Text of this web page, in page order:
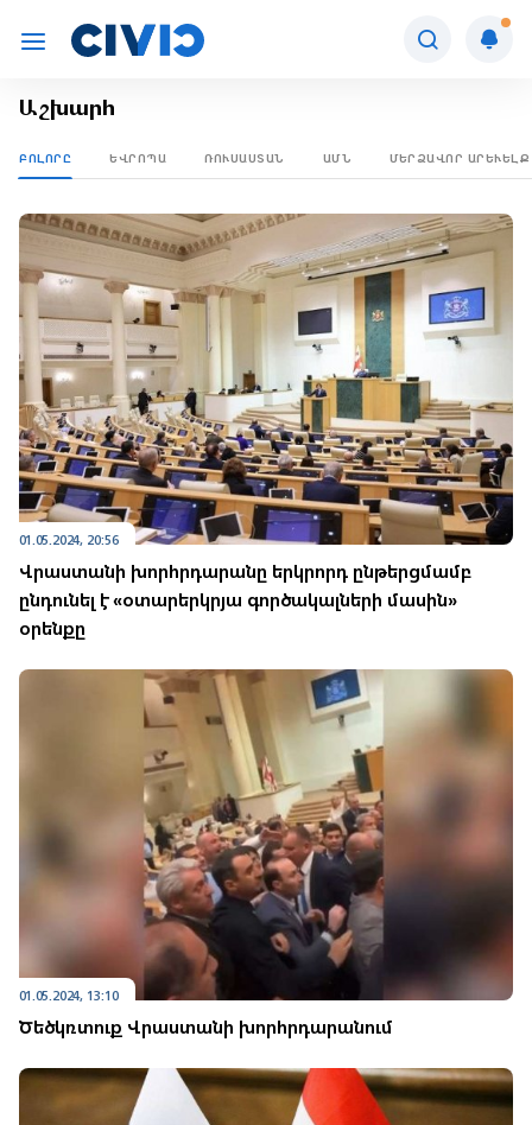
Աշխարհ
ԲՈԼՈՐԸ ԵՎՐՈՊԱ ՌՈՒՍԱՍՏԱՆ ԱՄՆ ՄԵՐՁԱՎՈՐ ԱՐԵՒԵԼՔ
01.05.2024, 20:56
Վրաստանի խորհրդարանը երկրորդ ընթերցմամբ
ընդունել է «օտարերկրյա գործակալների մասին»
օրենքը
01.05.2024, 13:10
Ծեծկռտուք Վրաստանի խորհրդարանում